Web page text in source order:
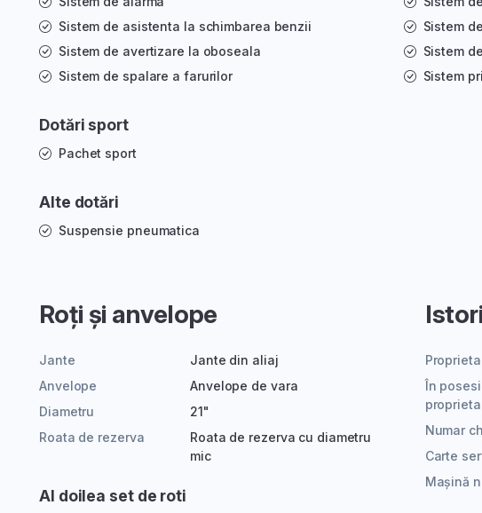
Sistem de asistenta la schimbarea benzii
Sistem
Sistem de avertizare la oboseala
Sistem
Sistem de spalare a farurilor
Sistem
Dotări sport
Pachet sport
Alte dotări
Suspensie pneumatica
Roți și anvelope
Jante
Jante din aliaj
Anvelope
Anvelope de vara
Diametru
21"
Roata de rezerva
Roata de rezerva cu diametru
mic
Al doilea set de roti
În
Numar
Carte
Mașină